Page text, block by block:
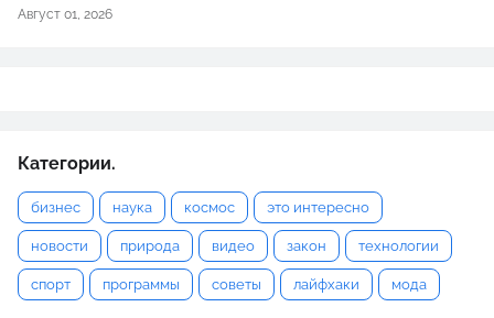
Август 01, 2026
Категории.
бизнес наука космос это интересно
новости природа видео закон технологии
спорт программы советы лайфхаки мода